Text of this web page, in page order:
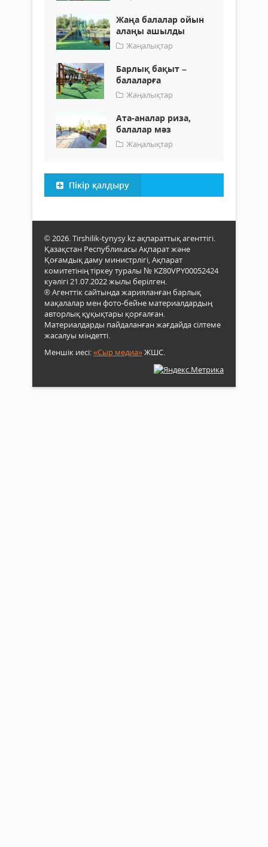
Жаңа балалар ойын
алаңы ашылды
Жаңалықтар
Барлық бақыт –
балаларға
Жаңалықтар
Ата-аналар риза,
балалар мәз
Жаңалықтар
Пікір қалдыру
© 2026. Tirshilik-tynysy.kz ақпараттық агенттігі.
Қазақстан Республикасы Ақпарат және
Қоғамдық даму министрлігі, Ақпарат
комитетінің тіркеу туралы № KZ80VPY00052424
куәлігі 21.07.2022 жылы берілген.
® Агенттік сайтында жарияланған барлық
мақалалар мен фото-бейне материалдардың
авторлық құқықтары қорғалған.
Материалдарды пайдаланған жағдайда сілтеме
жасалуы міндетті.
Меншік иесі:«Сыр медиа»ЖШС.